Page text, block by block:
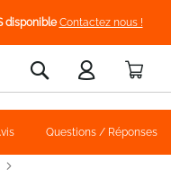
disponible Contactez nous !
Rechercher
Questions / Réponses